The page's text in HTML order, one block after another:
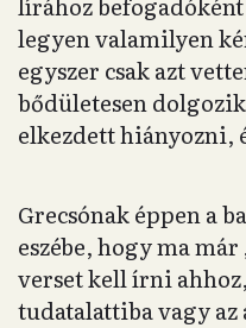
legyen valamilyen
egyszer csak azt
bődületesen
elkezdett hiányozni,
Grecsónak éppen a
eszébe, hogy ma
verset kell írni
tudatalattiba vagy